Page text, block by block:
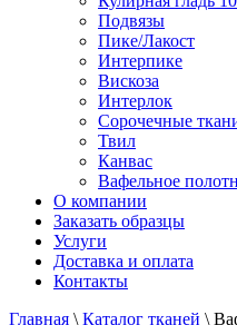
Подвязы
Пике/Лакост
Интерпике
Вискоза
Интерлок
Сорочечные
Твил
Канвас
Вафельное
О компании
Заказать образцы
Услуги
Доставка и оплата
Контакты
Главная \ Каталог тканей \